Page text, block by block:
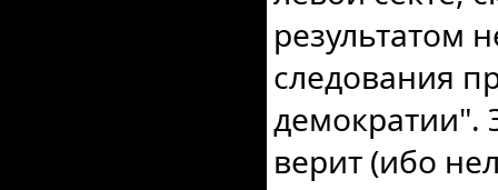
результатом
следования
демократии".
верит (ибо